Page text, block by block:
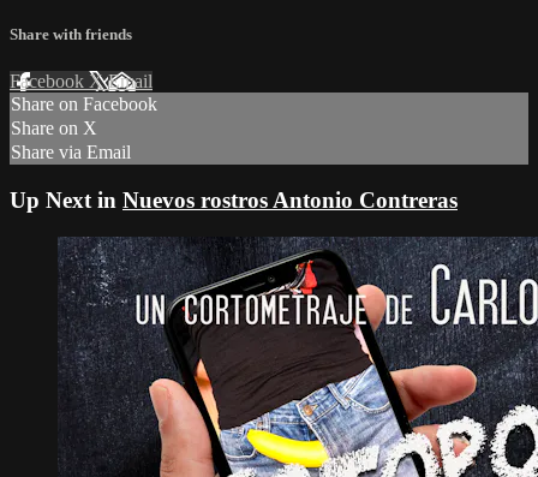
Share with friends
Facebook XEmail
Share on Facebook
Share on X
Share via Email
Up Next in Nuevos rostros Antonio Contreras